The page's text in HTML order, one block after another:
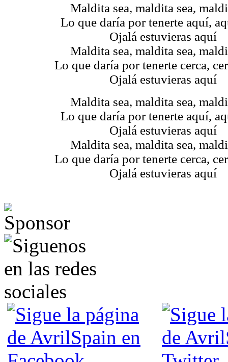
Maldita sea, maldita sea,
Lo que daría por tenerte aquí,
Ojalá estuvieras aquí
Maldita sea, maldita sea,
Lo que daría por tenerte cerca,
Ojalá estuvieras aquí
Maldita sea, maldita sea,
Lo que daría por tenerte aquí,
Ojalá estuvieras aquí
Maldita sea, maldita sea,
Lo que daría por tenerte cerca,
Ojalá estuvieras aquí